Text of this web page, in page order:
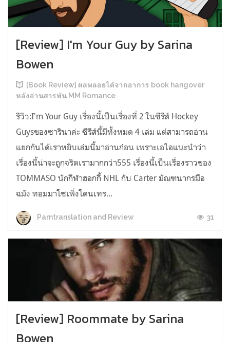
[Review] I'm Your Guy by Sarina
Bowen
[Book Review] ผลพลอยได้จากอาการ book hangover
หลังอ่านสารพัน MM Romance
รีวิว:I'm Your Guy เรื่องนี้เป็นเรื่องที่ 2 ในซีรีส์ Hockey
Guysของซารินาค่ะ ซีรีส์นี้มีทั้งหมด 4 เล่ม แต่สามารถอ่าน
แยกกันได้เราหยิบเล่มนี้มาอ่านก่อน เพราะเอไอแนะนำว่า
เรื่องนี้น่าจะถูกจริตเรามากกว่า555 เรื่องนี้เป็นเรื่องราวของ
TOMMASO นักกีฬาฮอกกี้ NHL กับ Carter มัณฑนากรมือ
ฉมัง ทอมมาโซเพิ่งโดนเทร...
Parntranslation and Review 31
[Review] Roommate by Sarina
Bowen